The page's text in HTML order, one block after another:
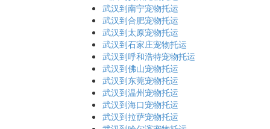
武汉到南宁宠物托运
武汉到合肥宠物托运
武汉到太原宠物托运
武汉到石家庄宠物托运
武汉到呼和浩特宠物托运
武汉到佛山宠物托运
武汉到东莞宠物托运
武汉到温州宠物托运
武汉到海口宠物托运
武汉到拉萨宠物托运